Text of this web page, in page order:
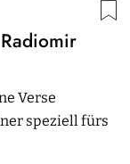
Verse
speziell fürs